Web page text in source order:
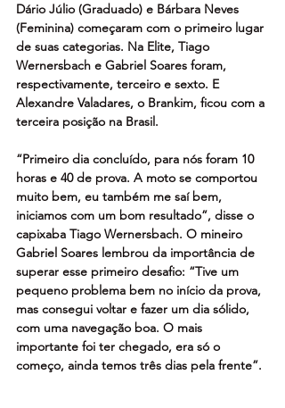
Dário Júlio (Graduado) e Bárbara Neves
(Feminina) começaram com o primeiro lugar
de suas categorias. Na Elite, Tiago
Wernersbach e Gabriel Soares foram,
respectivamente, terceiro e sexto. E
Alexandre Valadares, o Brankim, ficou com a
terceira posição na Brasil.
“Primeiro dia concluído, para nós foram 10
horas e 40 de prova. A moto se comportou
muito bem, eu também me saí bem,
iniciamos com um bom resultado”, disse o
capixaba Tiago Wernersbach. O mineiro
Gabriel Soares lembrou da importância de
superar esse primeiro desafio: “Tive um
pequeno problema bem no início da prova,
mas consegui voltar e fazer um dia sólido,
com uma navegação boa. O mais
importante foi ter chegado, era só o
começo, ainda temos três dias pela frente”.